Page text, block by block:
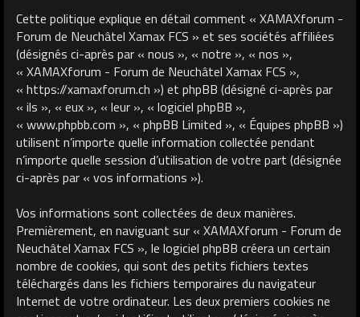
Cette politique explique en détail comment « XAMAXforum -
Forum de Neuchâtel Xamax FCS » et ses sociétés affiliées
(désignés ci-après par « nous », « notre », « nos »,
« XAMAXforum - Forum de Neuchâtel Xamax FCS »,
« https://xamaxforum.ch ») et phpBB (désigné ci-après par
« ils », « eux », « leur », « logiciel phpBB »,
« www.phpbb.com », « phpBB Limited », « Équipes phpBB »)
utilisent n’importe quelle information collectée pendant
n’importe quelle session d’utilisation de votre part (désignée
ci-après par « vos informations »).
Vos informations sont collectées de deux manières.
Premièrement, en naviguant sur « XAMAXforum - Forum de
Neuchâtel Xamax FCS », le logiciel phpBB créera un certain
nombre de cookies, qui sont des petits fichiers textes
téléchargés dans les fichiers temporaires du navigateur
Internet de votre ordinateur. Les deux premiers cookies ne